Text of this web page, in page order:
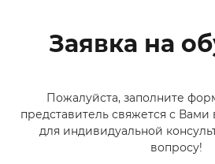
Заявка на
Пожалуйста, заполните
представитель свяжется с
для индивидуальной
вопросу!